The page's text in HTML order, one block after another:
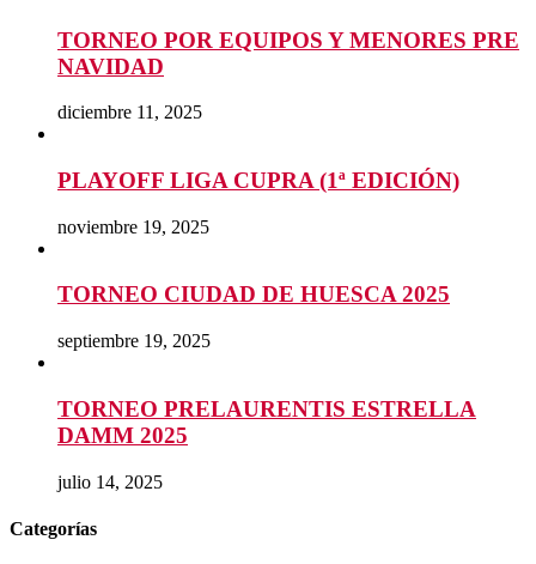
TORNEO POR EQUIPOS Y MENORES PRE
NAVIDAD
diciembre 11, 2025
PLAYOFF LIGA CUPRA (1ª EDICIÓN)
noviembre 19, 2025
TORNEO CIUDAD DE HUESCA 2025
septiembre 19, 2025
TORNEO PRELAURENTIS ESTRELLA
DAMM 2025
julio 14, 2025
Categorías